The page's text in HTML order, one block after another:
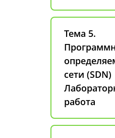
Тема 5.
сети (SDN)
работа